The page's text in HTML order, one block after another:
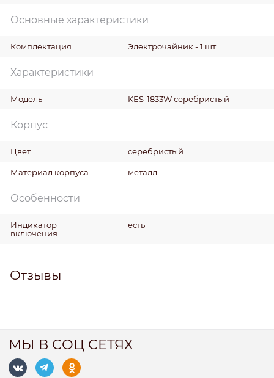
Основные характеристики
Комплектация Электрочайник - 1 шт
Характеристики
Модель KES-1833W серебристый
Корпус
Цвет серебристый
Материал корпуса металл
Особенности
Индикатор
включения
есть
Отзывы
МЫ В СОЦ СЕТЯХ